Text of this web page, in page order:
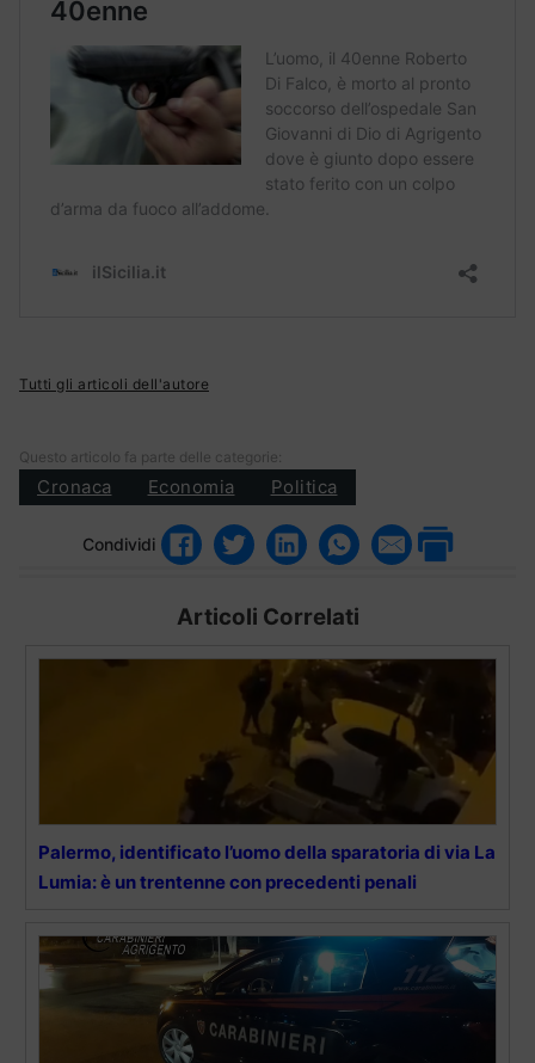
Tutti gli articoli dell'autore
Questo articolo fa parte delle categorie:
Cronaca Economia Politica
Condividi
Articoli Correlati
Palermo, identificato l’uomo della sparatoria di via La
Lumia: è un trentenne con precedenti penali